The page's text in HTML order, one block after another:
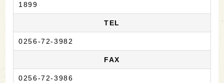
1899
TEL
0256-72-3982
FAX
0256-72-3986